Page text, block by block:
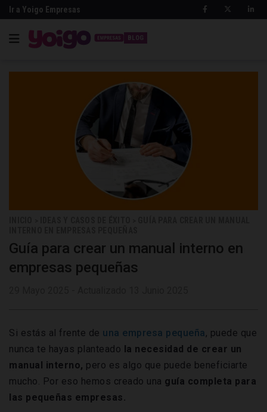
Ir a Yoigo Empresas
BLOG
Guía para crear un manual interno en
empresas pequeñas
Si estás al frente de una empresa pequeña, puede que
nunca te hayas planteado la necesidad de crear un
manual interno, pero es algo que puede beneficiarte
mucho. Por eso hemos creado una guía completa para
las pequeñas empresas.